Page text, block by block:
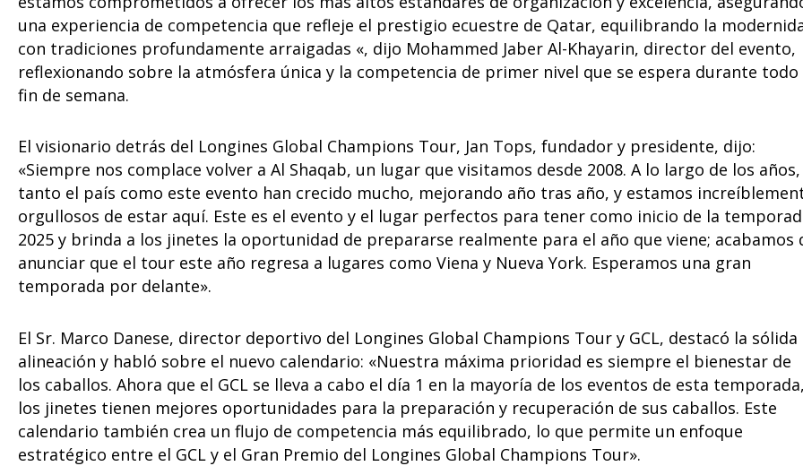
una experiencia de competencia que refleje el prestigio ecuestre de Qatar, equilibrando la
con tradiciones profundamente arraigadas «, dijo Mohammed Jaber Al-Khayarin, director del evento,
reflexionando sobre la atmósfera única y la competencia de primer nivel que se espera durante todo
fin de semana.
El visionario detrás del Longines Global Champions Tour, Jan Tops, fundador y presidente, dijo:
«Siempre nos complace volver a Al Shaqab, un lugar que visitamos desde 2008. A lo largo de los años,
tanto el país como este evento han crecido mucho, mejorando año tras año, y estamos
orgullosos de estar aquí. Este es el evento y el lugar perfectos para tener como inicio de la
2025 y brinda a los jinetes la oportunidad de prepararse realmente para el año que viene; acabamos
anunciar que el tour este año regresa a lugares como Viena y Nueva York. Esperamos una gran
temporada por delante».
El Sr. Marco Danese, director deportivo del Longines Global Champions Tour y GCL, destacó la sólida
alineación y habló sobre el nuevo calendario: «Nuestra máxima prioridad es siempre el bienestar de
los caballos. Ahora que el GCL se lleva a cabo el día 1 en la mayoría de los eventos de esta temporada,
los jinetes tienen mejores oportunidades para la preparación y recuperación de sus caballos. Este
calendario también crea un flujo de competencia más equilibrado, lo que permite un enfoque
estratégico entre el GCL y el Gran Premio del Longines Global Champions Tour».